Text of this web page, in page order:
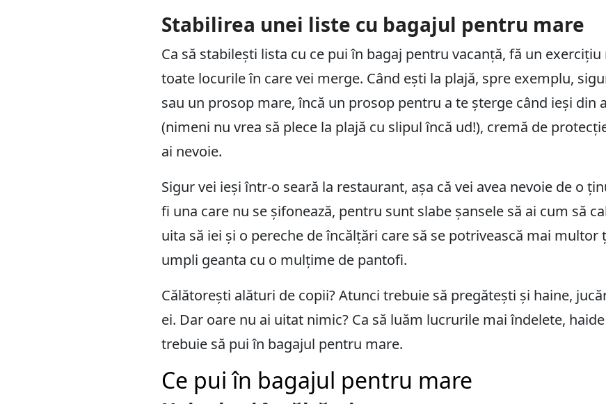
Stabilirea unei liste cu bagajul pentru mare
Ca să stabilești lista cu ce pui în bagaj pentru vacanță, fă un
toate locurile în care vei merge. Când ești la plajă, spre exemplu,
sau un prosop mare, încă un prosop pentru a te șterge când ieși din
(nimeni nu vrea să plece la plajă cu slipul încă ud!), cremă de
ai nevoie.
Sigur vei ieși într-o seară la restaurant, așa că vei avea nevoie de o
fi una care nu se șifonează, pentru sunt slabe șansele să ai cum să
uita să iei și o pereche de încălțări care să se potrivească mai multor
umpli geanta cu o mulțime de pantofi.
Călătorești alături de copii? Atunci trebuie să pregătești și haine,
ei. Dar oare nu ai uitat nimic? Ca să luăm lucrurile mai îndelete,
trebuie să pui în bagajul pentru mare.
Ce pui în bagajul pentru mare